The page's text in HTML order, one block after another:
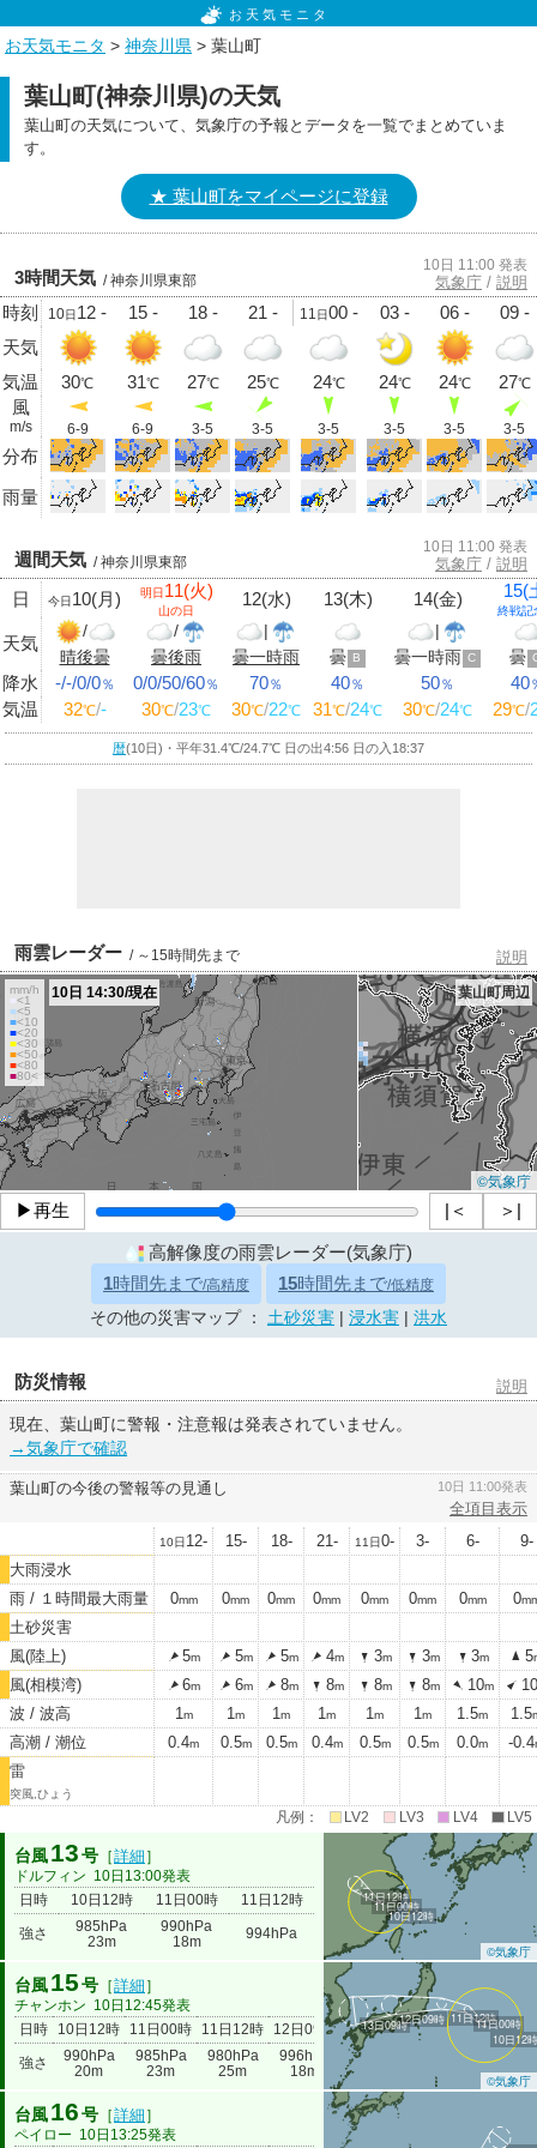
お天気モニタ
お天気モニタ > 神奈川県 > 葉山町
葉山町(神奈川県)の天気
葉山町の天気について、気象庁の予報とデータを一覧でまとめていま
す。
★ 葉山町をマイページに登録
3時間天気 / 神奈川県東部
10日 11:00 発表
気象庁 / 説明
時刻 10日 12 - 15 - 18 - 21 - 11日00 - 03 - 06 -
09 -
天気
気温
30℃ 31℃ 27℃ 25℃ 24℃ 24℃ 24℃ 27℃
風
m/s 6-9 6-9 3-5 3-5 3-5 3-5 3-5 3-5
分布
雨量
週間天気 / 神奈川県東部
10日 11:00 発表
気象庁 / 説明
日 今日 10(月) 明日 11(火)
山の日
12(水) 13(木) 14(金) 15(
終戦記
天気
/
晴後曇
/
曇後雨
|
曇一時雨
曇 B
|
曇一時雨 C 曇
降水 -/-/0/0％ 0/0/50/60％ 70％ 40％ 50％ 40
気温 32℃/- 30℃/23℃ 30℃/22℃ 31℃/24℃ 30℃/24℃ 29℃/
暦(10日)・平年31.4℃/24.7℃ 日の出4:56 日の入18:37
雨雲レーダー / ～15時間先まで 説明
©気象庁
mm/h
■<1
■<5
■<10
■<20
■<30
■<50
■<80
■80<
10日 14:30/現在 葉山町周辺
▶再生 |＜ ＞|
高解像度の雨雲レーダー(気象庁)
1時間先まで/高精度 15時間先まで/低精度
その他の災害マップ ： 土砂災害 浸水害 洪水
防災情報 説明
現在、葉山町に警報・注意報は発表されていません。
→気象庁で確認
葉山町の今後の警報等の見通し 10日 11:00発表
全項目表示
10日 12- 15- 18- 21- 11日0- 3- 6-
9-
大雨浸水
雨 / １時間最大雨量
0mm 0mm 0mm 0mm 0mm 0mm 0mm 0
土砂災害
風(陸上)
5m 5m 5m 4m 3m 3m 3m 5
風(相模湾) 6m 6m 8m 8m 8m 8m 10m
10
波 / 波高
1m 1m 1m 1m 1m 1m 1.5m 1.5
高潮 / 潮位 0.4m 0.5m 0.5m 0.4m 0.5m 0.5m 0.0m -0.4
雷
突風,ひょう
凡例： LV2 LV3 LV4 LV5
台風 13 号 ［詳細 ］
ドルフィン 10日13:00発表
日時
10日12時 11日00時
11日12時
強さ
985hPa
23m
990hPa
18m
994hPa
10日12時
11日00時
11日12時
©気象庁
台風 15 号 ［詳細 ］
チャンホン 10日12:45発表
日時
10日12時 11日00時 11日12時 12日09時 13日09時
強さ
990hPa
20m
985hPa
23m
980hPa
25m
996hPa
18m
998hPa
10日12
11日00時
11日12時
12日09時
13日09時
©気象庁
台風 16 号 ［詳細 ］
ペイロー 10日13:25発表